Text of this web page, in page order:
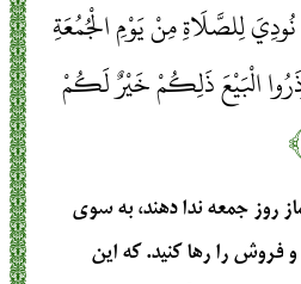
نُودِيَ لِلصَّلَاةِ مِنْ يَوْمِ الْجُمُعَةِ
الْبَيْعَ ذَلِكُمْ خَيْرٌ لَكُمْ
روز جمعه ندا دهند، به سوی
و فروش را رها کنید. که این